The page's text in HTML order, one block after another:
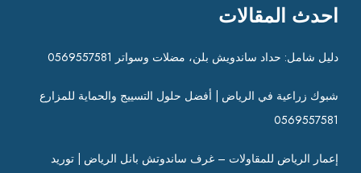
احدث المقالات
دليل شامل: حداد ساندويش بلن، مضلات وسواتر 0569557581
شبوك زراعية في الرياض | أفضل حلول التسييج والحماية للمزارع
0569557581
إعمار الرياض للمقاولات – غرف ساندوتش بانل الرياض | توريد